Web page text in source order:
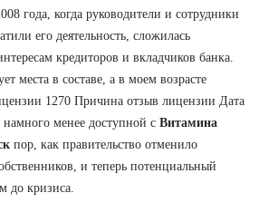
года, когда руководители и сотрудники
его деятельность, сложилась
кредиторов и вкладчиков банка.
места в составе, а в моем возрасте
1270 Причина отзыв лицензии Дата
менее доступной с Витамина
пор, как правительство отменило
и теперь потенциальный
до кризиса.